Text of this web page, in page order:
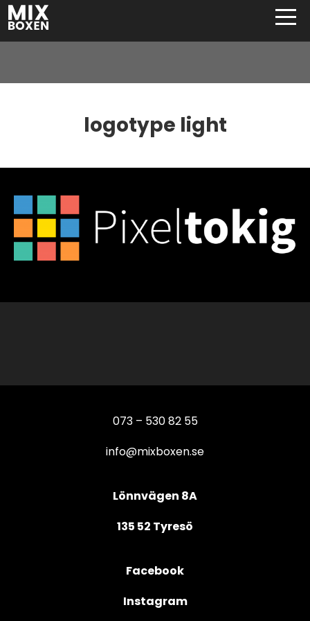
logotype light
073 – 530 82 55
info@mixboxen.se
Lönnvägen 8A
135 52 Tyresö
Facebook
Instagram